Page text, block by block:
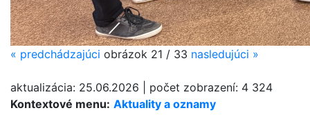
Kontextové menu: Aktuality a oznamy
« predchádzajúci obrázok 21 / 33 nasledujúci »
aktualizácia: 25.06.2026 počet zobrazení: 4 324